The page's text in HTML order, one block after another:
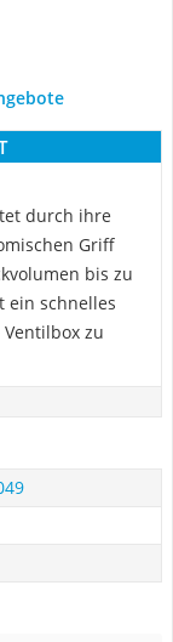
durch ihre
Griff
bis zu
ein schnelles
zu